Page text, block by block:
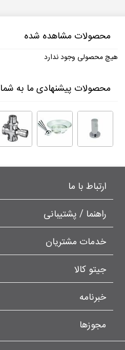
محصولات مشاهده شده
هیچ محصولی وجود ندارد
محصولات پیشنهادی ما به شما
ارتباط با ما
راهنما / پشتیبانی
خدمات مشتریان
جیتو کالا
خبرنامه
مجوزها